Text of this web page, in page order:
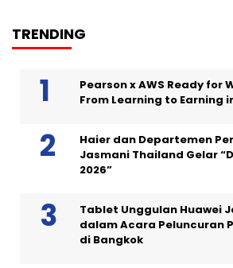
TRENDING
Pearson x AWS Ready for
From Learning to Earning
Haier dan Departemen
Jasmani Thailand Gelar
2026”
Tablet Unggulan Huawei
dalam Acara Peluncuran
di Bangkok